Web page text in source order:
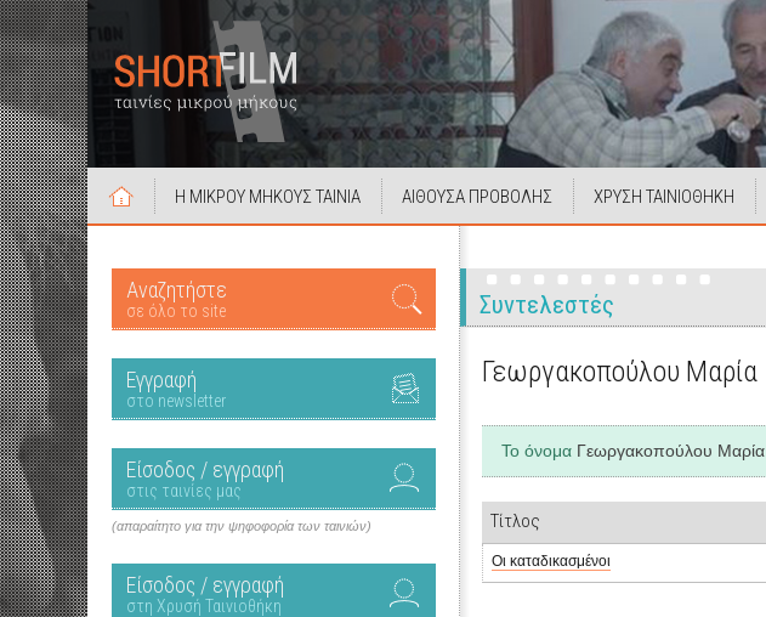
Η ΜΙΚΡΟΥ ΜΗΚΟΥΣ ΤΑΙΝΙΑ ΑΙΘΟΥΣΑ ΠΡΟΒΟΛΗΣ ΧΡΥΣΗ ΤΑΙΝΙΟΘΗΚΗ
Αναζητήστε
σε όλο το site
Εγγραφή
στο newsletter
Είσοδος / εγγραφή
στις ταινίες μας
(απαραίτητο για την ψηφοφορία των ταινιών)
Είσοδος / εγγραφή
στη Χρυσή Ταινιοθήκη
Συντελεστές
Γεωργακοπούλου Μαρία
Το όνομα Γεωργακοπούλου Μαρία
Τίτλος
Οι καταδικασμένοι